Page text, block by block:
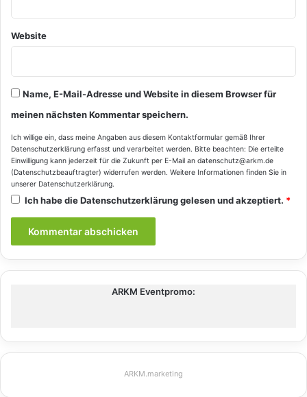
Website
Name, E-Mail-Adresse und Website in diesem Browser für
meinen nächsten Kommentar speichern.
Ich willige ein, dass meine Angaben aus diesem Kontaktformular gemäß Ihrer
Datenschutzerklärung erfasst und verarbeitet werden. Bitte beachten: Die erteilte
Einwilligung kann jederzeit für die Zukunft per E-Mail an datenschutz@arkm.de
(Datenschutzbeauftragter) widerrufen werden. Weitere Informationen finden Sie in
unserer Datenschutzerklärung.
Ich habe dieDatenschutzerklärunggelesen und akzeptiert. *
ARKM Eventpromo:
ARKM.marketing